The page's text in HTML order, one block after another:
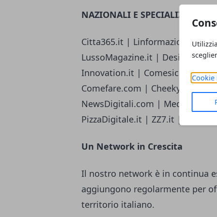
Cookie
NAZIONALI E SPECIALIZZATE
Citta365.it |
LussoMagazine.it | Design-
Innovation.it | Comesicalcola.it
Comefare.com | CheekyMag.it |
NewsDigitali.com |
PizzaDigitale.it | ZZ7.it |
Un Network in Crescita
Il nostro network è in continua
aggiungono regolarmente per
territorio italiano.